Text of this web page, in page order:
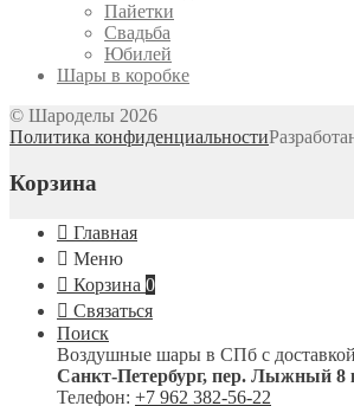
Пайетки
Свадьба
Юбилей
Шары в коробке
© Шароделы 2026
Политика конфиденциальности
Корзина
Главная
Меню
Корзина 0
Связаться
Поиск
Воздушные шары в СПб с доставкой
Санкт-Петербург, пер. Лыжный 8
Телефон: +7 962 382-56-22